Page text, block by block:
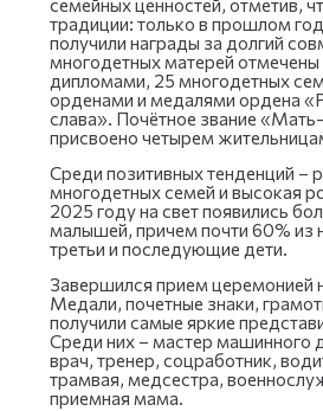
семейных ценностей, отметив,
традиции: только в прошлом
получили награды за долгий
многодетных матерей
дипломами, 25 многодетных
орденами и медалями ордена
слава». Почётное звание
присвоено четырем
Среди позитивных тенденций –
многодетных семей и высокая
2025 году на свет появились
малышей, причем почти 60% из
третьи и последующие дети.
Завершился прием церемонией
Медали, почетные знаки,
получили самые яркие
Среди них – мастер машинного
врач, тренер, соцработник,
трамвая, медсестра,
приемная мама.